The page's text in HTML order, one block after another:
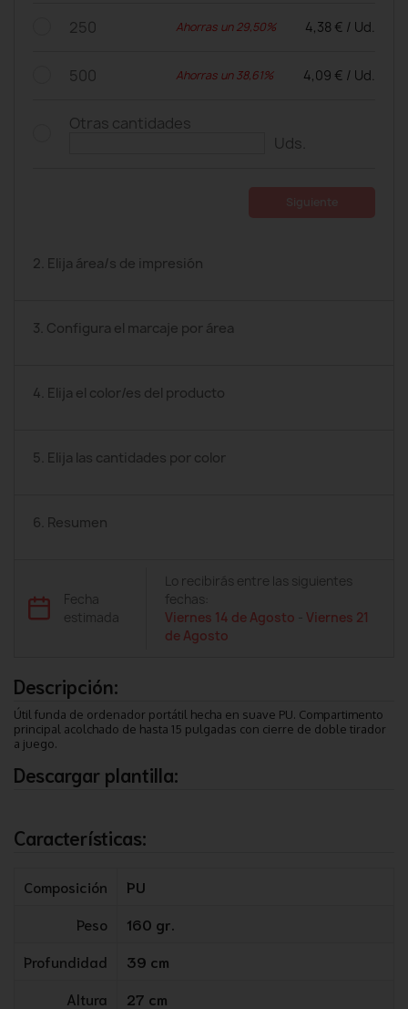
250 Ahorras un 29,50% 4,38 € / Ud.
500 Ahorras un 38,61% 4,09 € / Ud.
Otras cantidades
Uds.
2. Elija área/s de impresión
3. Configura el marcaje por área
4. Elija el color/es del producto
5. Elija las cantidades por color
6. Resumen
Fecha
estimada
Lo recibirás entre las siguientes
fechas:
Viernes 14 de Agosto -Viernes 21
de Agosto
Descripción:
Útil funda de ordenador portátil hecha en suave PU. Compartimento
principal acolchado de hasta 15 pulgadas con cierre de doble tirador
a juego.
Descargar plantilla:
Características:
Composición
PU
Peso
160 gr.
Profundidad
39 cm
Altura
27 cm